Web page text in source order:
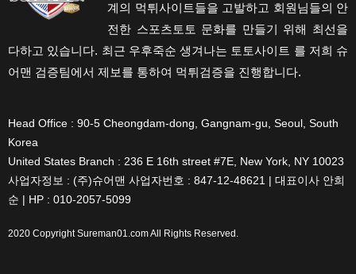
계의 먹튀사이트들을 고발하고 회원님들의 안
전한 스포츠토토 문화를 만들기 위해 최선을
다하고 있습니다. 최근 우후죽순 생겨나는 토토사이트 를 저희 슈
어맨 검증팀에서 제보를 통하여 먹튀검증을 진행합니다.
Head Office : 90-5 Cheongdam-dong, Gangnam-gu, Seoul, South
Korea
United States Branch : 236 E 16th street #7E, New York, NY 10023
사업자정보 : (주)슈어맨 사업자번호 : 847-12-48621 | 대표이사 안희
순 | HP : 010-2057-5099
2020 CopyrightSureman01.comAll Rights Reserved.